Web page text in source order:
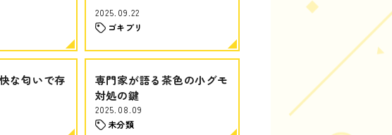
2025.09.22
ゴキブリ
な匂いで存
専門家が語る茶色の小グモ
対処の鍵
2025.08.09
未分類